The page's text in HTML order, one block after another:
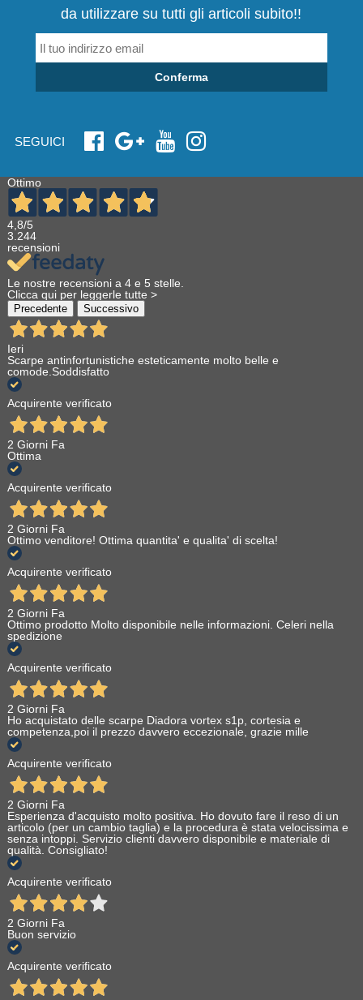
da utilizzare su tutti gli articoli subito!!
Conferma
SEGUICI
Ottimo
4,8/5
3.244
recensioni
Le nostre recensioni a 4 e 5 stelle.
Clicca qui per leggerle tutte >
Precedente Successivo
Ieri
Scarpe antinfortunistiche esteticamente molto belle e
comode.Soddisfatto
Acquirente verificato
2 Giorni Fa
Ottima
Acquirente verificato
2 Giorni Fa
Ottimo venditore! Ottima quantita' e qualita' di scelta!
Acquirente verificato
2 Giorni Fa
Ottimo prodotto Molto disponibile nelle informazioni. Celeri nella
spedizione
Acquirente verificato
2 Giorni Fa
Ho acquistato delle scarpe Diadora vortex s1p, cortesia e
competenza,poi il prezzo davvero eccezionale, grazie mille
Acquirente verificato
2 Giorni Fa
Esperienza d'acquisto molto positiva. Ho dovuto fare il reso di un
articolo (per un cambio taglia) e la procedura è stata velocissima e
senza intoppi. Servizio clienti davvero disponibile e materiale di
qualità. Consigliato!
Acquirente verificato
2 Giorni Fa
Buon servizio
Acquirente verificato